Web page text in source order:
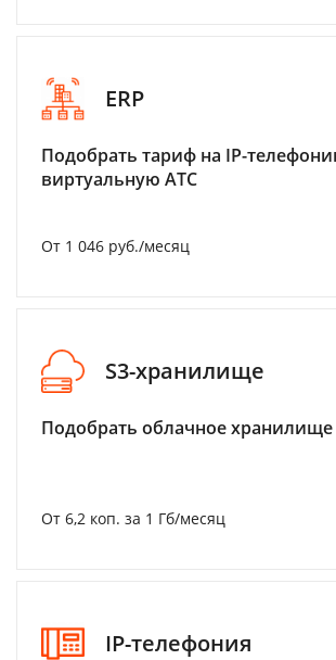
ERP
Подобрать тариф на IP-
виртуальную АТС
От 1 046 руб./месяц
S3-хранилище
Подобрать облачное хранилище
От 6,2 коп. за 1 Гб/месяц
IP-телефония